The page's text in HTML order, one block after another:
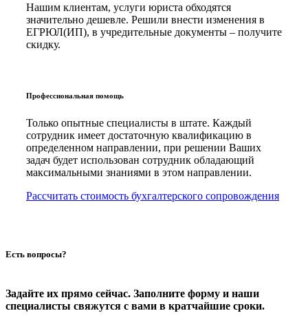
Нашим клиентам, услуги юриста обходятся
значительно дешевле. Решили внести изменения в
ЕГРЮЛ(ИП), в учредительные документы – получите
скидку.
Профессиональная помощь
Только опытные специалисты в штате. Каждый
сотрудник имеет достаточную квалификацию в
определенном направлении, при решении Ваших
задач будет использован сотрудник обладающий
максимальными знаниями в этом направлении.
Рассчитать стоимость бухгалтерского сопровождения
Есть вопросы?
Задайте их прямо сейчас. Заполните форму и наши
специалисты свяжутся с вами в кратчайшие сроки.